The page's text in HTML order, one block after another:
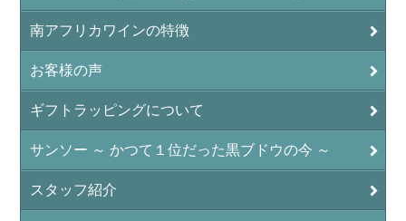
南アフリカワインの特徴
お客様の声
ギフトラッピングについて
サンソー ～ かつて１位だった黒ブドウの今 ～
スタッフ紹介